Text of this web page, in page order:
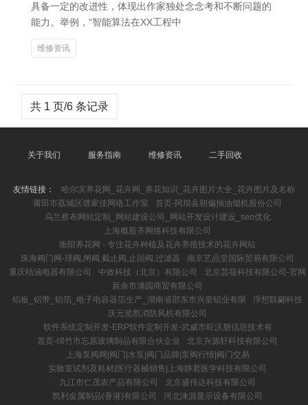
具备一定的改进性，体现出作家独处念念考和不断问题的
能力。举例，“智能算法在XX工程中
维修资讯
共 1 页/6 条记录
关于我们 服务指南 维修资讯 二手回收
友情链接：
哈尔滨养花网_花卉网_养花知识_花卉图片大全_花卉图片及名称
莆田市荔城区谱家佳网络工作室
首页-阿坝县朝偏抽油烟机股份公司
乌兰察布网站定制_网站建设公司_网站开发设计建设_seo优化
上海概股齐网络科技有限公司
衡阳养花网 - 专注花卉种植及花卉养殖技术的花卉网站
珠海阀门网-球阀,闸阀,截止阀,止回阀,过滤器
南京艺品堂国际贸易有限公司
重庆桔涵电器有限公司
中效科技（北京）有限公司
北京芸筱科技有限公司-官网
新余市浦园商贸有限公司
铝板_铝带_铝箔_电子电容器箔生产_湖南省邵东市兴皇铝业有限
浮想联翩科技
庆元览凯消防风机有限公司
软件系统定制开发-ERP软件定制开发-武威市旺沃朋信息技术有
首页-绵竹市忘原玻璃制品有限合伙企业
北京兴源轩科技有限公司
上海泵阀网|阀门|水泵|阀门品牌|泵阀行情|阀门交易
实验室试剂及耗材|医疗器械销售|上海静君医学科技有限公司
九江市仁茂农产品有限公司
北京盛伟达科技有限公司
凯利金属制品(香港)有限公司
河北涞源显示设备有限公司